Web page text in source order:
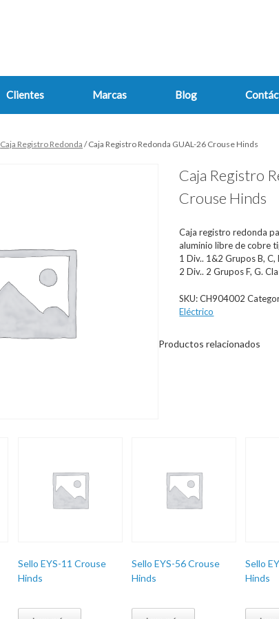
Clientes Marcas Blog
Caja Registro Redonda / Caja Registro Redonda GUAL-26 Crouse Hinds
Caja Registro
Crouse Hinds
Caja registro redonda
aluminio libre de cobre
1 Div.. 1&2 Grupos B, C,
2 Div.. 2 Grupos F, G.
SKU:CH904002
Eléctrico
Productos relacionados
Sello EYS-11 Crouse
Hinds
Sello EYS-56 Crouse
Hinds
Sello
Hinds